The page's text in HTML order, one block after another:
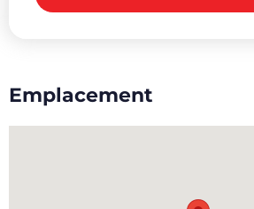
Emplacement